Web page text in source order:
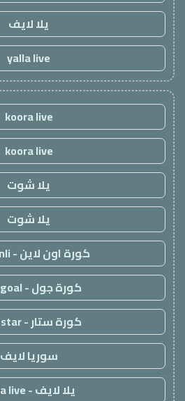
يلا لايف
yalla live
koora live
koora live
يلا شوت
يلا شوت
كورة اون لاين - kora onli
كورة جول - kora goal
كورة ستار - kora star
سوريا لايف
يلا لايف - yalla live